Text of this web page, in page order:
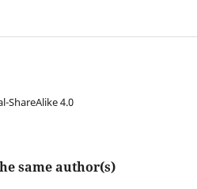
ShareAlike 4.0
same author(s)